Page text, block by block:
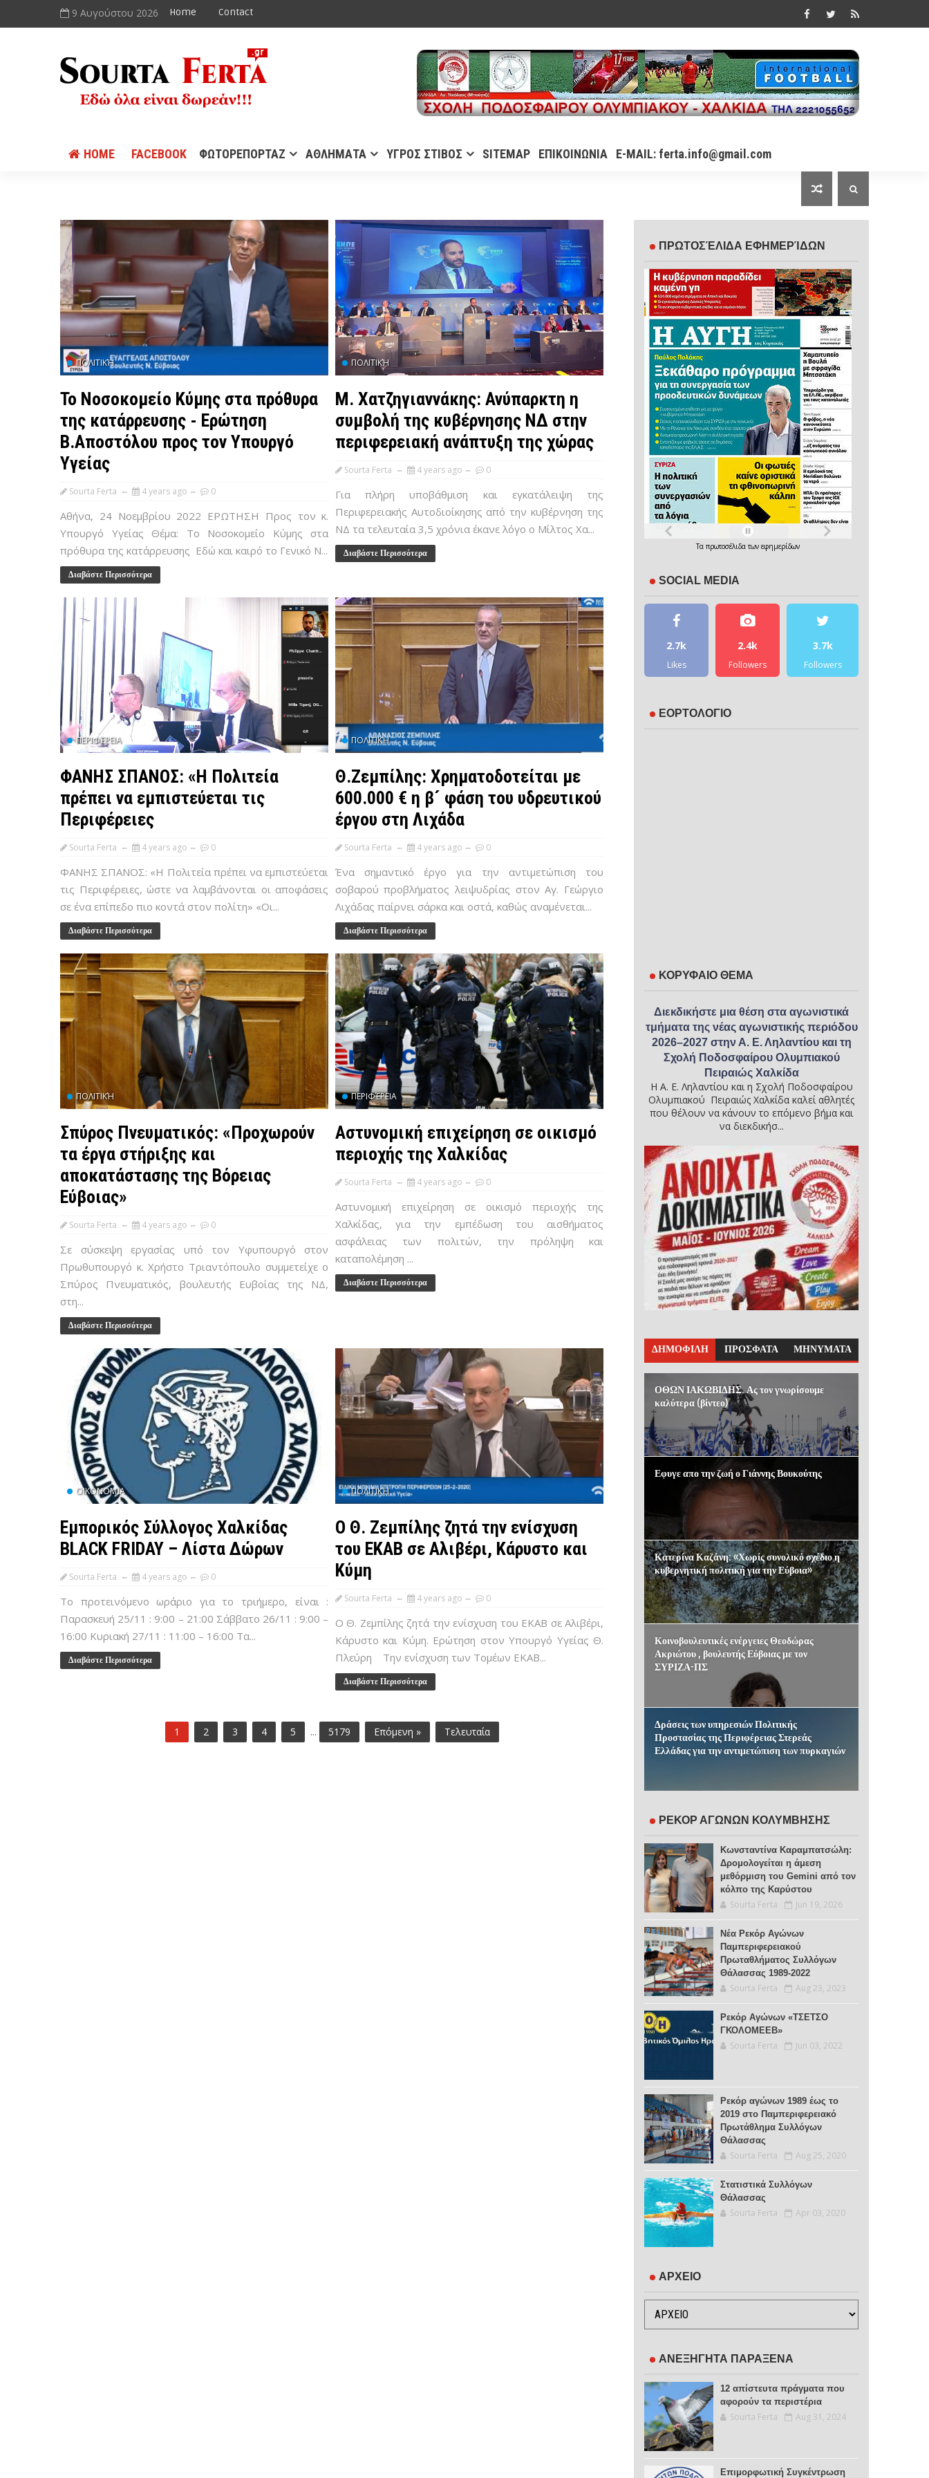
9 Αυγούστου 2026 Home Contact
HOME FACEBOOK ΦΩΤΟΡΕΠΟΡΤΑΖ ΑΘΛΗΜΑΤΑ ΥΓΡΟΣ ΣΤΙΒΟΣ SITEMAP ΕΠΙΚΟΙΝΩΝΙΑ E-MAIL: ferta.info@gmail.com
ΠΟΛΙΤΙΚΉ
Το Νοσοκομείο Κύμης στα πρόθυρα
της κατάρρευσης - Ερώτηση
Β.Αποστόλου προς τον Υπουργό
Υγείας
Sourta Ferta 4 years ago 0
Αθήνα, 24 Νοεμβρίου 2022 ΕΡΩΤΗΣΗ Προς τον κ.
Υπουργό Υγείας Θέμα: Το Νοσοκομείο Κύμης στα
πρόθυρα της κατάρρευσης Εδώ και καιρό το Γενικό Ν...
Διαβάστε Περισσότερα
ΠΟΛΙΤΙΚΉ
Μ. Χατζηγιαννάκης: Ανύπαρκτη η
συμβολή της κυβέρνησης ΝΔ στην
περιφερειακή ανάπτυξη της χώρας
Sourta Ferta 4 years ago 0
Για πλήρη υποβάθμιση και εγκατάλειψη της
Περιφερειακής Αυτοδιοίκησης από την κυβέρνηση της
ΝΔ τα τελευταία 3,5 χρόνια έκανε λόγο ο Μίλτος Χα...
Διαβάστε Περισσότερα
ΠΕΡΙΦΈΡΕΙΑ
ΦΑΝΗΣ ΣΠΑΝΟΣ: «Η Πολιτεία
πρέπει να εμπιστεύεται τις
Περιφέρειες
Sourta Ferta 4 years ago 0
ΦΑΝΗΣ ΣΠΑΝΟΣ: «Η Πολιτεία πρέπει να εμπιστεύεται
τις Περιφέρειες, ώστε να λαμβάνονται οι αποφάσεις
σε ένα επίπεδο πιο κοντά στον πολίτη» «Οι...
Διαβάστε Περισσότερα
ΠΟΛΙΤΙΚΉ
Θ.Ζεμπίλης: Χρηματοδοτείται με
600.000 € η β´ φάση του υδρευτικού
έργου στη Λιχάδα
Sourta Ferta 4 years ago 0
Ένα σημαντικό έργο για την αντιμετώπιση του
σοβαρού προβλήματος λειψυδρίας στον Αγ. Γεώργιο
Λιχάδας παίρνει σάρκα και οστά, καθώς αναμένεται...
Διαβάστε Περισσότερα
ΠΟΛΙΤΙΚΉ
Σπύρος Πνευματικός: «Προχωρούν
τα έργα στήριξης και
αποκατάστασης της Βόρειας
Εύβοιας»
Sourta Ferta 4 years ago 0
Σε σύσκεψη εργασίας υπό τον Υφυπουργό στον
Πρωθυπουργό κ. Χρήστο Τριαντόπουλο συμμετείχε ο
Σπύρος Πνευματικός, βουλευτής Ευβοίας της ΝΔ,
στη...
Διαβάστε Περισσότερα
ΠΕΡΙΦΈΡΕΙΑ
Αστυνομική επιχείρηση σε οικισμό
περιοχής της Χαλκίδας
Sourta Ferta 4 years ago 0
Αστυνομική επιχείρηση σε οικισμό περιοχής της
Χαλκίδας, για την εμπέδωση του αισθήματος
ασφάλειας των πολιτών, την πρόληψη και
καταπολέμηση ...
Διαβάστε Περισσότερα
ΟΙΚΟΝΟΜΊΑ
Εμπορικός Σύλλογος Χαλκίδας
BLACK FRIDAY – Λίστα Δώρων
Sourta Ferta 4 years ago 0
Το προτεινόμενο ωράριο για το τριήμερο, είναι :
Παρασκευή 25/11 : 9:00 – 21:00 Σάββατο 26/11 : 9:00 –
16:00 Κυριακή 27/11 : 11:00 – 16:00 Τα...
Διαβάστε Περισσότερα
ΠΟΛΙΤΙΚΉ
Ο Θ. Ζεμπίλης ζητά την ενίσχυση
του ΕΚΑΒ σε Αλιβέρι, Κάρυστο και
Κύμη
Sourta Ferta 4 years ago 0
Ο Θ. Ζεμπίλης ζητά την ενίσχυση του ΕΚΑΒ σε Αλιβέρι,
Κάρυστο και Κύμη. Ερώτηση στον Υπουργό Υγείας Θ.
Πλεύρη Την ενίσχυση των Τομέων ΕΚΑΒ...
Διαβάστε Περισσότερα
1 2 3 4 5 ... 5179 Επόμενη » Τελευταία
ΠΡΩΤΟΣΈΛΙΔΑ ΕΦΗΜΕΡΊΔΩΝ
Τα πρωτοσέλιδατων εφημερίδων
SOCIAL MEDIA
2.7k
Likes
2.4k
Followers
3.7k
Followers
ΕΟΡΤΟΛΟΓΙΟ
ΚΟΡΥΦΑΙΟ ΘΕΜΑ
Διεκδικήστε μια θέση στα αγωνιστικά
τμήματα της νέας αγωνιστικής περιόδου
2026–2027 στην Α. Ε. Ληλαντίου και τη
Σχολή Ποδοσφαίρου Ολυμπιακού
Πειραιώς Χαλκίδα
Η Α. Ε. Ληλαντίου και η Σχολή Ποδοσφαίρου
Ολυμπιακού Πειραιώς Χαλκίδα καλεί αθλητές
που θέλουν να κάνουν το επόμενο βήμα και
να διεκδικήσ...
ΔΗΜΟΦΙΛΗ ΠΡΟΣΦΑΤΑ ΜΗΝΥΜΑΤΑ
ΟΘΩΝ ΙΑΚΩΒΙΔΗΣ. Ας τον γνωρίσουμε
καλύτερα (βίντεο)
Εφυγε απο την ζωή ο Γιάννης Βουκούτης
Κατερίνα Καζάνη: «Χωρίς συνολικό σχέδιο η
κυβερνητική πολιτική για την Εύβοια»
Κοινοβουλευτικές ενέργειες Θεοδώρας
Ακριώτου , βουλευτής Εύβοιας με τον
ΣΥΡΙΖΑ-ΠΣ
Δράσεις των υπηρεσιών Πολιτικής
Προστασίας της Περιφέρειας Στερεάς
Ελλάδας για την αντιμετώπιση των πυρκαγιών
ΡΕΚΟΡ ΑΓΩΝΩΝ ΚΟΛΥΜΒΗΣΗΣ
Κωνσταντίνα Καραμπατσώλη:
Δρομολογείται η άμεση
μεθόρμιση του Gemini από τον
κόλπο της Καρύστου
Sourta Ferta Jun 19, 2026
Νέα Ρεκόρ Αγώνων
Παμπεριφερειακού
Πρωταθλήματος Συλλόγων
Θάλασσας 1989-2022
Sourta Ferta Aug 23, 2023
Ρεκόρ Αγώνων «ΤΣΕΤΣΟ
ΓΚΟΛΟΜΕΕΒ»
Sourta Ferta Jun 03, 2022
Ρεκόρ αγώνων 1989 έως το
2019 στο Παμπεριφερειακό
Πρωτάθλημα Συλλόγων
Θάλασσας
Sourta Ferta Aug 25, 2020
Στατιστικά Συλλόγων
Θάλασσας
Sourta Ferta Apr 03, 2020
ΑΡΧΕΙΟ
ΑΝΕΞΗΓΗΤΑ ΠΑΡΑΞΕΝΑ
12 απίστευτα πράγματα που
αφορούν τα περιστέρια
Sourta Ferta Aug 31, 2024
Επιμορφωτική Συγκέντρωση